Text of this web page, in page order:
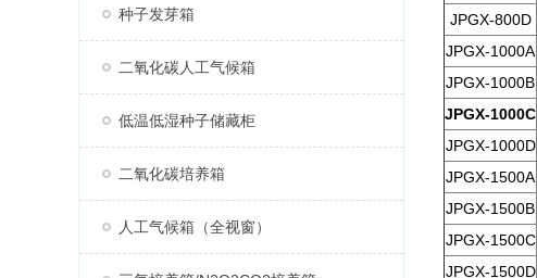
种子发芽箱
二氧化碳人工气候箱
低温低湿种子储藏柜
二氧化碳培养箱
人工气候箱（全视窗）
JPGX-800D
JPGX-1000A
JPGX-1000B
JPGX-1000C
JPGX-1000D
JPGX-1500A
JPGX-1500B
JPGX-1500C
JPGX-1500D